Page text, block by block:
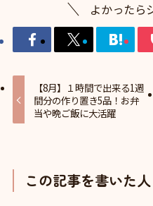
よかったら
【8月】１時間で出来る1週
間分の作り置き5品！お弁
当や晩ご飯に大活躍
この記事を書いた人